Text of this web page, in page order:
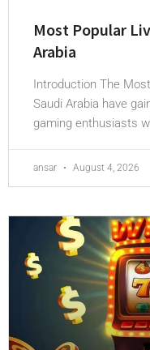
Most Popular
Arabia
Introduction The
Saudi Arabia have
gaming enthusiasts
ansar August 4, 2026